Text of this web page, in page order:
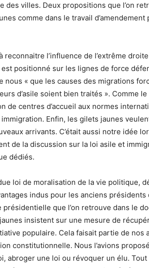
des villes. Deux propositions que l’on
comme dans le travail d’amendement
reconnaitre l’influence de l’extrême
positionné sur les lignes de force
nous « que les causes des migrations
d’asile soient bien traités ». Comme
de centres d’accueil aux normes
Enfin, les gilets jaunes
arrivants. C’était aussi notre idée
de la discussion sur la loi asile et
dédiés.
loi de moralisation de la vie politique,
indus pour les anciens présidents
que l’on retrouve dans le
insistent sur une mesure de
populaire. Cela faisait partie de nos
constitutionnelle. Nous l’avions
abroger une loi ou révoquer un élu. Tout